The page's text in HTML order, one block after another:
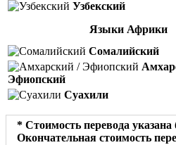
Узбекский
Языки Африки
Сомалийский
Эфиопский
Суахили
* Стоимость перевода
Окончательная стоимость